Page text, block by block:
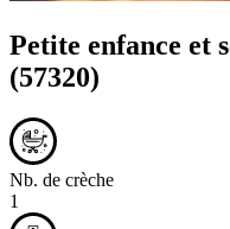
Petite enfance et
(57320)
Nb. de crèche
1